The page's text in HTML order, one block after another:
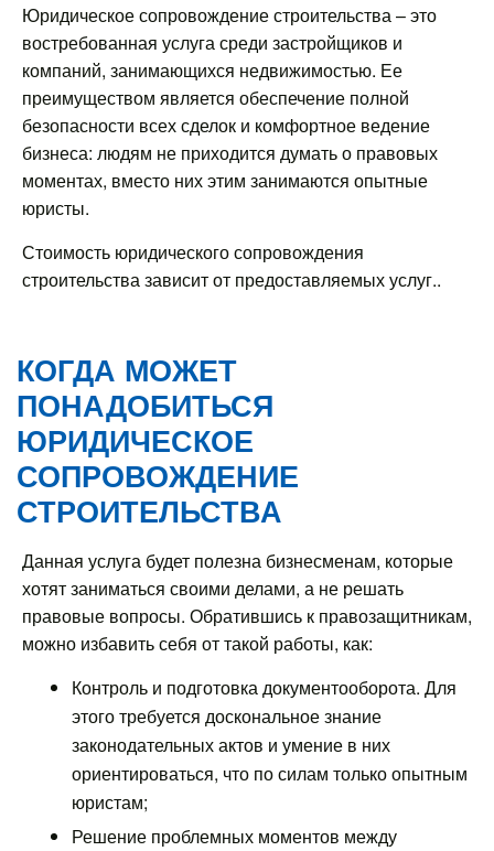
Юридическое сопровождение строительства – это
востребованная услуга среди застройщиков и
компаний, занимающихся недвижимостью. Ее
преимуществом является обеспечение полной
безопасности всех сделок и комфортное ведение
бизнеса: людям не приходится думать о правовых
моментах, вместо них этим занимаются опытные
юристы.
Стоимость юридического сопровождения
строительства зависит от предоставляемых услуг..
КОГДА МОЖЕТ
ПОНАДОБИТЬСЯ
ЮРИДИЧЕСКОЕ
СОПРОВОЖДЕНИЕ
СТРОИТЕЛЬСТВА
Данная услуга будет полезна бизнесменам, которые
хотят заниматься своими делами, а не решать
правовые вопросы. Обратившись к правозащитникам,
можно избавить себя от такой работы, как:
Контроль и подготовка документооборота. Для
этого требуется доскональное знание
законодательных актов и умение в них
ориентироваться, что по силам только опытным
юристам;
Решение проблемных моментов между